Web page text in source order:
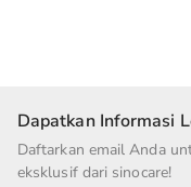
Dapatkan Informasi
Daftarkan email Anda
eksklusif dari sinocare!